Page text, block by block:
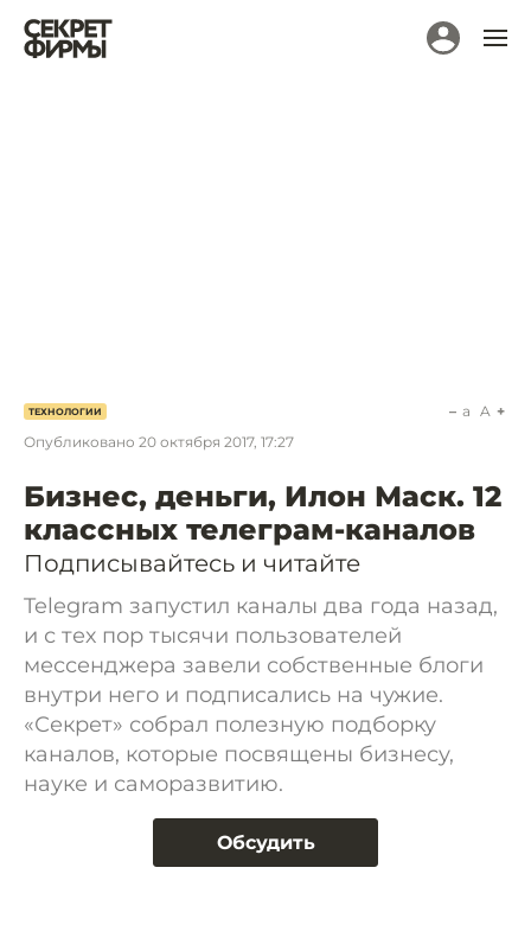
ТЕХНОЛОГИИ
Опубликовано 20 октября 2017, 17:27
a A
Бизнес, деньги, Илон Маск. 12
классных телеграм-каналов
Подписывайтесь и читайте
Telegram запустил каналы два года назад,
и с тех пор тысячи пользователей
мессенджера завели собственные блоги
внутри него и подписались на чужие.
«Секрет» собрал полезную подборку
каналов, которые посвящены бизнесу,
науке и саморазвитию.
Обсудить